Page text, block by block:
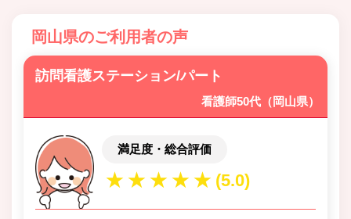
岡山県のご利用者の声
訪問看護ステーション/パート
看護師50代（岡山県）
満足度・総合評価